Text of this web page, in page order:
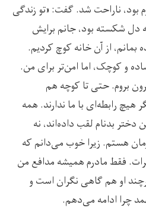
ناراحت شد. گفت: «تو زندگی
دل شکسته بود، جانم برایش
بمانم، از آن خانه کوچ کردیم.
و کوچک، اما امن‌تر برای من.
بروم. حتی تا کوچه هم
هیچ رابطه‌ای با ما ندارند. همه
بدنام لقب داده‌اند، نه
هستم. زیرا خوب می‌دانم که
فقط مادرم همیشه مدافع من
او هم گاهی نگران است و
چرا ادامه می‌دهم.